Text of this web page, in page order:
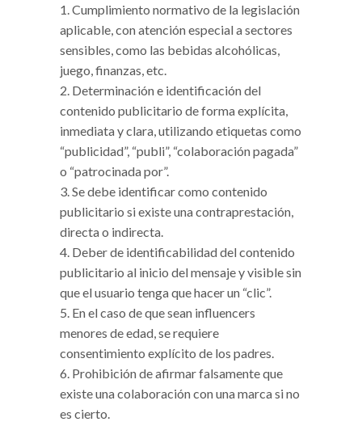
Cumplimiento normativo de la legislación
aplicable, con atención especial a sectores
sensibles, como las bebidas alcohólicas,
juego, finanzas, etc.
Determinación e identificación del
contenido publicitario de forma explícita,
inmediata y clara, utilizando etiquetas como
“publicidad”, “publi”, “colaboración pagada”
o “patrocinada por”.
Se debe identificar como contenido
publicitario si existe una contraprestación,
directa o indirecta.
Deber de identificabilidad del contenido
publicitario al inicio del mensaje y visible sin
que el usuario tenga que hacer un “clic”.
En el caso de que sean influencers
menores de edad, se requiere
consentimiento explícito de los padres.
Prohibición de afirmar falsamente que
existe una colaboración con una marca si no
es cierto.